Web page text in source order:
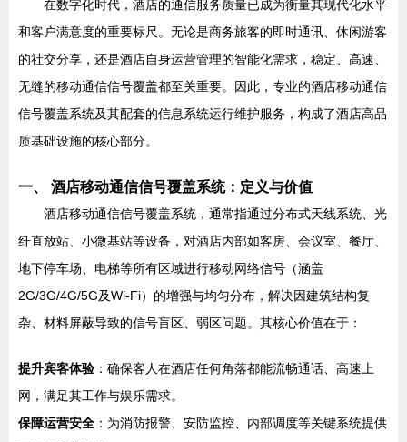
在数字化时代，酒店的通信服务质量已成为衡量其现代化水平
和客户满意度的重要标尺。无论是商务旅客的即时通讯、休闲游客
的社交分享，还是酒店自身运营管理的智能化需求，稳定、高速、
无缝的移动通信信号覆盖都至关重要。因此，专业的酒店移动通信
信号覆盖系统及其配套的信息系统运行维护服务，构成了酒店高品
质基础设施的核心部分。
一、 酒店移动通信信号覆盖系统：定义与价值
酒店移动通信信号覆盖系统，通常指通过分布式天线系统、光
纤直放站、小微基站等设备，对酒店内部如客房、会议室、餐厅、
地下停车场、电梯等所有区域进行移动网络信号（涵盖
2G/3G/4G/5G及Wi-Fi）的增强与均匀分布，解决因建筑结构复
杂、材料屏蔽导致的信号盲区、弱区问题。其核心价值在于：
提升宾客体验 ：确保客人在酒店任何角落都能流畅通话、高速上
网，满足其工作与娱乐需求。
保障运营安全 ：为消防报警、安防监控、内部调度等关键系统提供